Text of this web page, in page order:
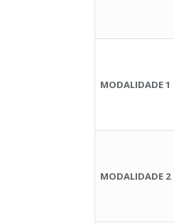
MODALIDADE 1
MODALIDADE 2